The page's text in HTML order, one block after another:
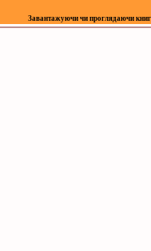
Завантажуючи чи проглядаючи